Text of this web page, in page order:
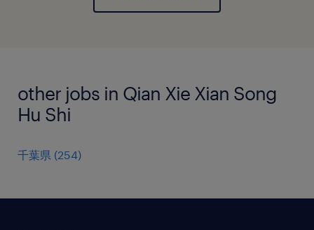
other jobs in Qian Xie Xian Song
Hu Shi
千葉県 (254)